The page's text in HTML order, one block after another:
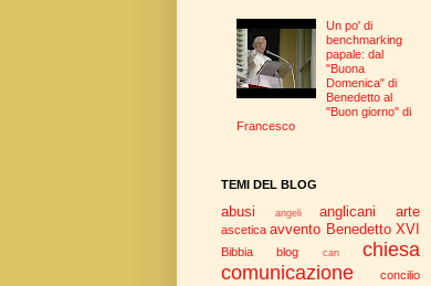
Un po' di
benchmarking
papale: dal
"Buona
Domenica" di
Benedetto al
"Buon giorno" di
Francesco
TEMI DEL BLOG
abusi angeli anglicani arte
ascetica avvento Benedetto XVI
Bibbia blog can
chiesa
comunicazione
concilio